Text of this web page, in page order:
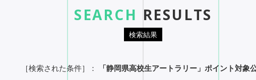
EVENT SEARCH
イベント検索
SEARCH RESULTS
検索結果
［検索された条件］： 「静岡県高校生アートラリー」ポイント対象